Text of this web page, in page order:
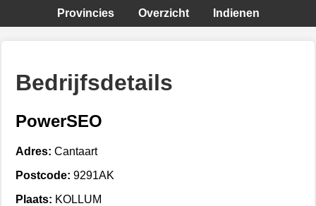
Provincies Overzicht Indienen
Bedrijfsdetails
PowerSEO
Adres: Cantaart
Postcode: 9291AK
Plaats: KOLLUM